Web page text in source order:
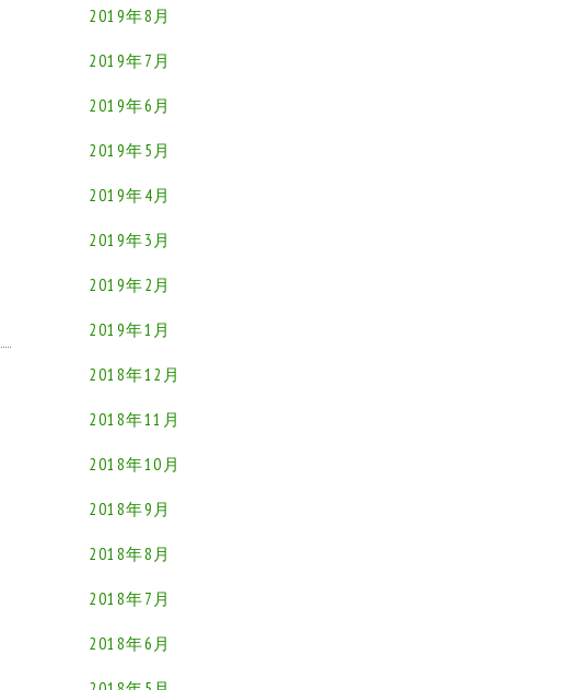
2019年8月
2019年7月
2019年6月
2019年5月
2019年4月
2019年3月
2019年2月
2019年1月
2018年12月
2018年11月
2018年10月
2018年9月
2018年8月
2018年7月
2018年6月